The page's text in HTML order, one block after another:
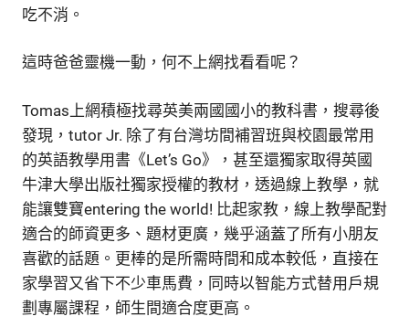
吃不消。
這時爸爸靈機一動，何不上網找看看呢？
Tomas上網積極找尋英美兩國國小的教科書，搜尋後
發現，tutor Jr. 除了有台灣坊間補習班與校園最常用
的英語教學用書《Let’s Go》，甚至還獨家取得英國
牛津大學出版社獨家授權的教材，透過線上教學，就
能讓雙寶entering the world! 比起家教，線上教學配對
適合的師資更多、題材更廣，幾乎涵蓋了所有小朋友
喜歡的話題。更棒的是所需時間和成本較低，直接在
家學習又省下不少車馬費，同時以智能方式替用戶規
劃專屬課程，師生間適合度更高。